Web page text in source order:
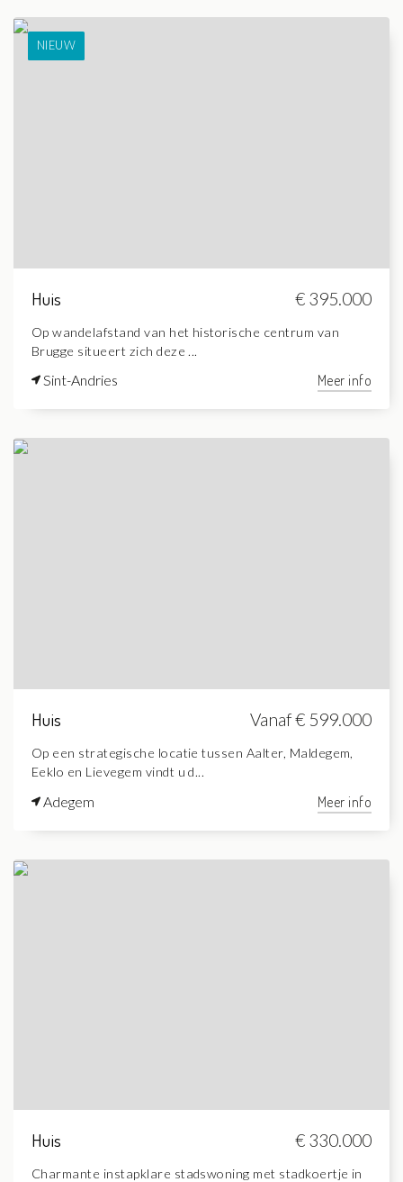
NIEUW
Huis € 395.000
Op wandelafstand van het historische centrum van
Brugge situeert zich deze ...
Sint-Andries Meer info
Huis Vanaf € 599.000
Op een strategische locatie tussen Aalter, Maldegem,
Eeklo en Lievegem vindt u d...
Adegem Meer info
Huis € 330.000
Charmante instapklare stadswoning met stadkoertje in